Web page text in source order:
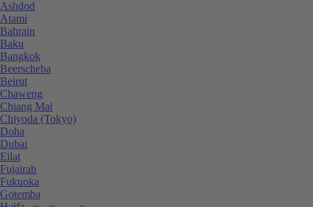
Ashdod
Atami
Bahrain
Baku
Bangkok
Beerscheba
Beirut
Chaweng
Chiang Mai
Chiyoda (Tokyo)
Doha
Dubai
Eilat
Fujairah
Fukuoka
Gotemba